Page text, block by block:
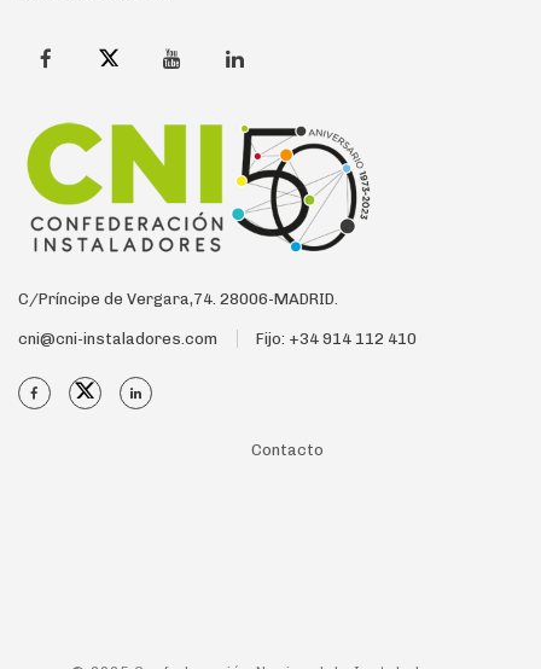
C/Príncipe de Vergara,74. 28006-MADRID.
cni@cni-instaladores.com Fijo: +34 914 112 410
Contacto